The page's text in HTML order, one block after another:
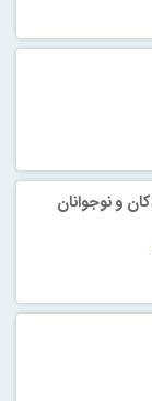
و نوجوانان